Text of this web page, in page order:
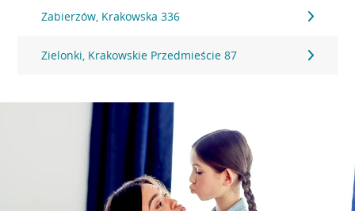
Zabierzów, Krakowska 336
Zielonki, Krakowskie Przedmieście 87